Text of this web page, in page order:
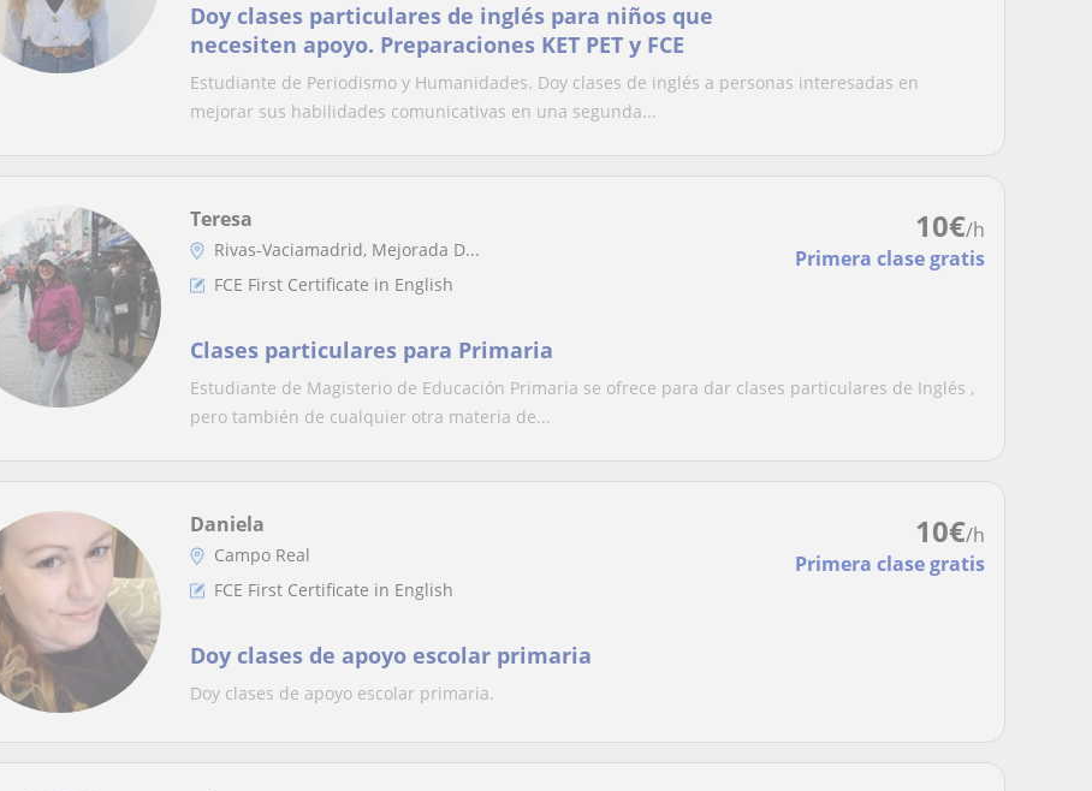
Doy clases particulares de inglés para niños que
necesiten apoyo. Preparaciones KET PET y FCE
Estudiante de Periodismo y Humanidades. Doy clases de inglés a personas interesadas en
mejorar sus habilidades comunicativas en una segunda...
10€/h
Primera clase gratis
Teresa
Rivas-Vaciamadrid, Mejorada D...
FCE First Certificate in English
Clases particulares para Primaria
Estudiante de Magisterio de Educación Primaria se ofrece para dar clases particulares de Inglés ,
pero también de cualquier otra materia de...
10€/h
Primera clase gratis
Daniela
Campo Real
FCE First Certificate in English
Doy clases de apoyo escolar primaria
Doy clases de apoyo escolar primaria.